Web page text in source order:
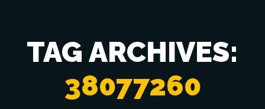
TAG ARCHIVES:
38077260